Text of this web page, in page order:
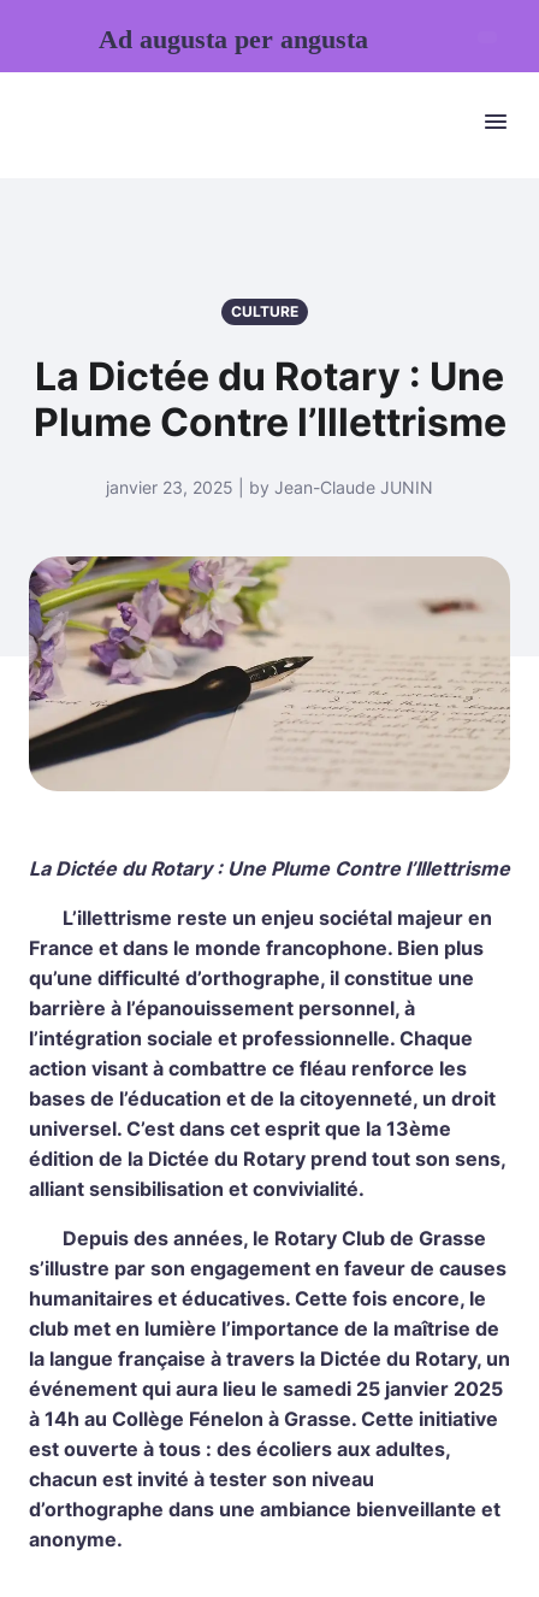
CULTURE
La Dictée du Rotary : Une
Plume Contre l’Illettrisme
janvier 23, 2025 | by Jean-Claude JUNIN
La Dictée du Rotary : Une Plume Contre l’Illettrisme
L’illettrisme reste un enjeu sociétal majeur en
France et dans le monde francophone. Bien plus
qu’une difficulté d’orthographe, il constitue une
barrière à l’épanouissement personnel, à
l’intégration sociale et professionnelle. Chaque
action visant à combattre ce fléau renforce les
bases de l’éducation et de la citoyenneté, un droit
universel. C’est dans cet esprit que la 13ème
édition de la Dictée du Rotary prend tout son sens,
alliant sensibilisation et convivialité.
Depuis des années, le Rotary Club de Grasse
s’illustre par son engagement en faveur de causes
humanitaires et éducatives. Cette fois encore, le
club met en lumière l’importance de la maîtrise de
la langue française à travers la Dictée du Rotary, un
événement qui aura lieu le samedi 25 janvier 2025
à 14h au Collège Fénelon à Grasse. Cette initiative
est ouverte à tous : des écoliers aux adultes,
chacun est invité à tester son niveau
d’orthographe dans une ambiance bienveillante et
anonyme.
Ad augusta per angusta